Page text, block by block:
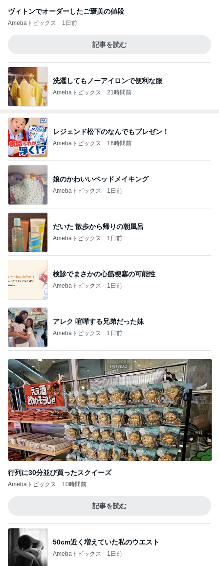
ヴィトンでオーダーしたご褒美の値段
Amebaトピックス 1日前
記事を読む
洗濯してもノーアイロンで便利な服
Amebaトピックス 21時間前
レジェンド松下のなんでもプレゼン！
Amebaトピックス 16時間前
娘のかわいいベッドメイキング
Amebaトピックス 1日前
だいた 散歩から帰りの朝風呂
Amebaトピックス 1日前
検診でまさかの心筋梗塞の可能性
Amebaトピックス 1日前
アレク 喧嘩する兄弟だった妹
Amebaトピックス 1日前
行列に30分並び買ったスクイーズ
Amebaトピックス 10時間前
記事を読む
50cm近く増えていた私のウエスト
Amebaトピックス 1日前